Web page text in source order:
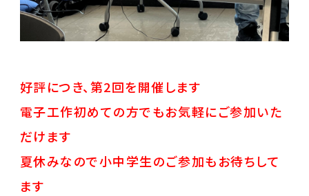
好評につき、第2回を開催します
電子工作初めての方でもお気軽にご参加いた
だけます
夏休みなので小中学生のご参加もお待ちして
ます